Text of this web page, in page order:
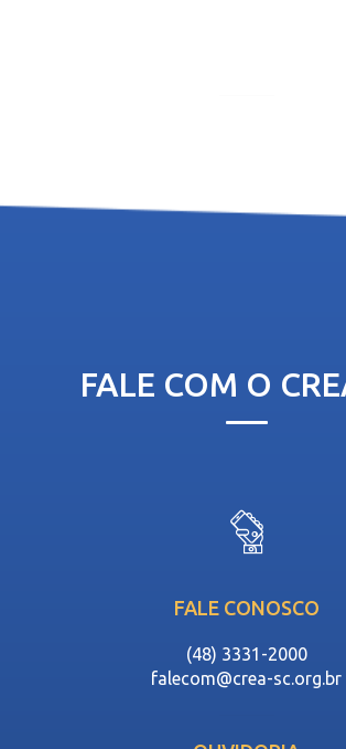
FALE COM O
FALE CONOSCO
(48) 3331-2000
falecom@crea-sc.org.br